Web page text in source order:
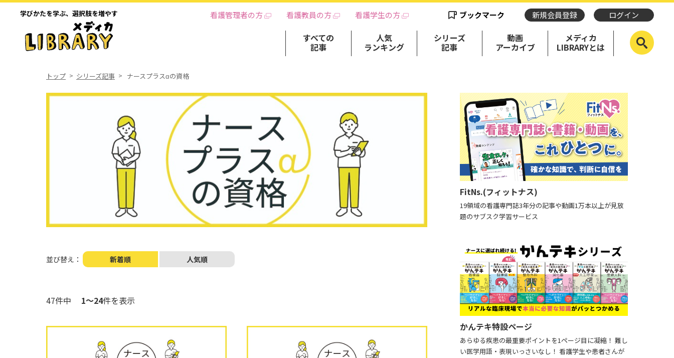
学びかたを学ぶ、 選択肢を増やす 看護管理者の方 看護教員の方 看護学生の方 ブックマーク 新規会員登録 ログイン
すべての
記事
人気
ランキング
シリーズ
記事
動画
アーカイブ
メディカ
LIBRARYとは
トップ シリーズ記事 ナースプラスαの資格
並び替え： 新着順 人気順
47件中 1～24件を表示
FitNs.(フィットナス)
19領域の看護専門誌3年分の記事や動画1万本以上が見放
題のサブスク学習サービス
かんテキ特設ページ
あらゆる疾患の最重要ポイントを1ページ目に凝縮！ 難し
い医学用語・表現いっさいなし！ 看護学生や患者さんが